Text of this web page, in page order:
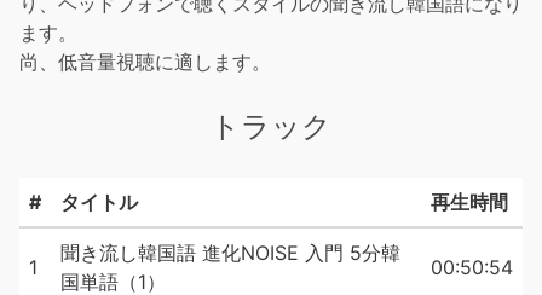
ます。
尚、低音量視聴に適します。
トラック
# タイトル 再生時間
1
聞き流し韓国語 進化NOISE 入門 5分韓
国単語（1）
00:50:54